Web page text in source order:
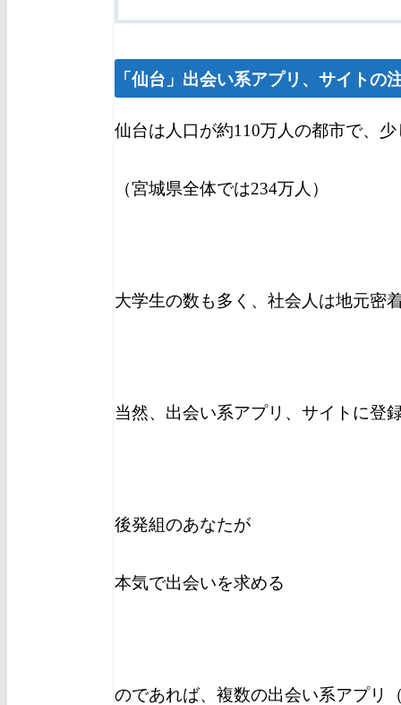
「仙台」出会い系アプリ、サイトの
仙台は人口が約110万人の都市で、
（宮城県全体では234万人）
大学生の数も多く、社会人は地元密
当然、出会い系アプリ、サイトに登
後発組のあなたが
本気で出会いを求める
のであれば、複数の出会い系アプリ